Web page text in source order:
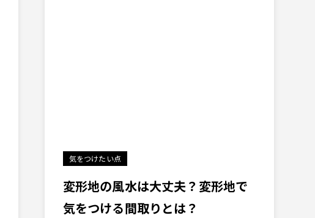
気をつけたい点
変形地の風水は大丈夫？変形地で
気をつける間取りとは？